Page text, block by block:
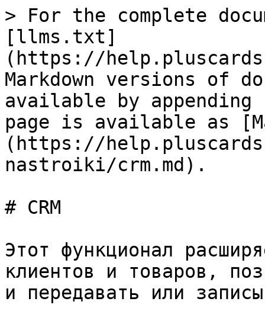
> For the complete
[llms.txt]
(https://
Markdown versions of
available by
page is available as
(https://
nastroiki/crm.md).
# CRM
Этот функционал
клиентов и товаров,
и передавать или